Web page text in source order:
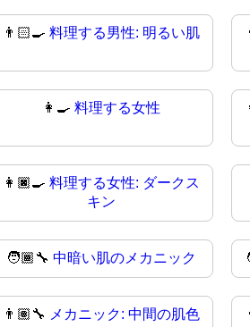
👨🏻‍🍳 料理する男性: 明るい肌
👩‍🍳 料理する女性
👩🏿‍🍳 料理する女性: ダークス
キン
🧑🏾‍🔧 中暗い肌のメカニック
👨🏽‍🔧 メカニック: 中間の肌色